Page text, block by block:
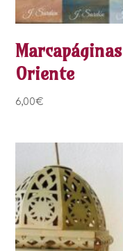
Oriente
6,00€